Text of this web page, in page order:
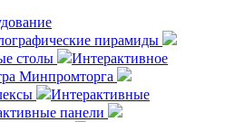
пирамиды
столы
Интерактивное
Минпромторга
Интерактивные
панели